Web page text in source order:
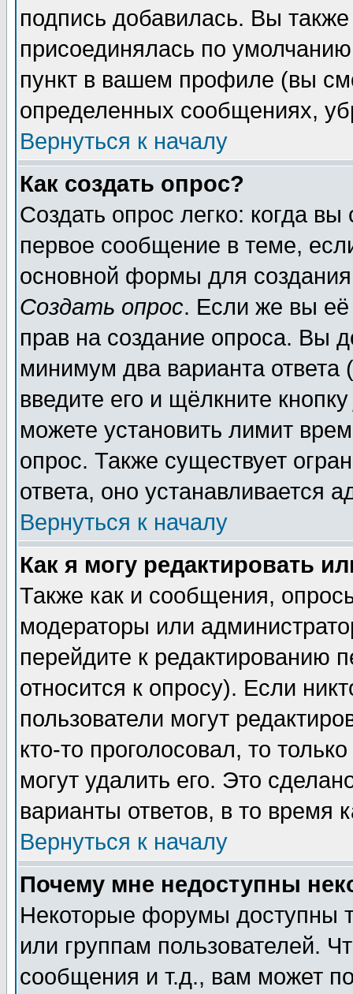
подпись добавилась. Вы
присоединялась по
пункт в вашем профиле (вы
определенных сообщениях,
Вернуться к началу
Как создать опрос?
Создать опрос легко: когда
первое сообщение в теме,
основной формы для
Создать опрос. Если же вы её
прав на создание опроса. Вы
минимум два варианта ответа
введите его и щёлкните
можете установить лимит
опрос. Также существует
ответа, оно устанавливается
Вернуться к началу
Как я могу редактировать
Также как и сообщения,
модераторы или
перейдите к редактированию
относится к опросу). Если
пользователи могут
кто-то проголосовал, то
могут удалить его. Это
варианты ответов, в то время
Вернуться к началу
Почему мне недоступны
Некоторые форумы доступны
или группам пользователей.
сообщения и т.д., вам может